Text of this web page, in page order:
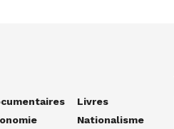
Livres
Nationalisme